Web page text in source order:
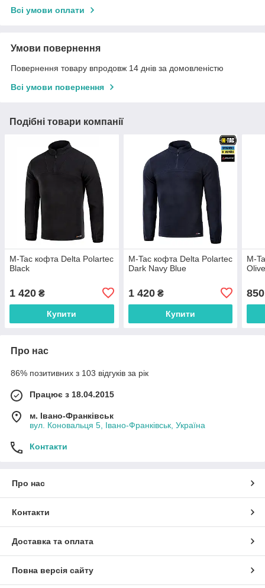
Всі умови оплати
Умови повернення
Повернення товару впродовж 14 днів за домовленістю
Всі умови повернення
Подібні товари компанії
M-Tac кофта Delta Polartec
Black
1 420 ₴
Купити
M-Tac кофта Delta Polartec
Dark Navy Blue
1 420₴
Купити
M-
850
Про нас
86% позитивних з 103 відгуків за рік
Працює з 18.04.2015
м. Івано-Франківськ
вул. Коновальця 5, Івано-Франківськ, Україна
Контакти
Про нас
Контакти
Доставка та оплата
Повна версія сайту